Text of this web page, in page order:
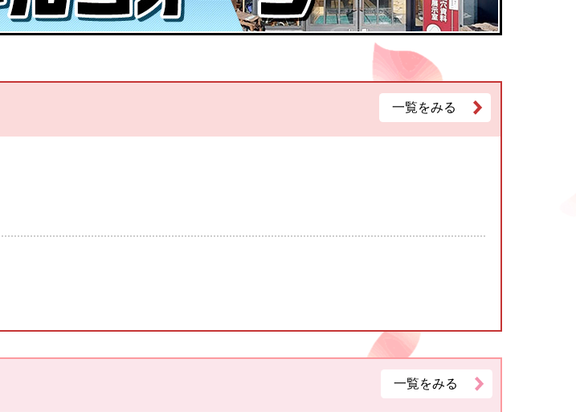
一覧をみる
一覧をみる